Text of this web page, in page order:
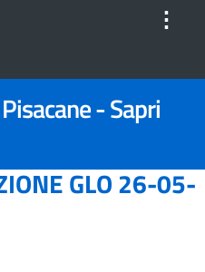
⋮
- Sapri
GLO 26-05-